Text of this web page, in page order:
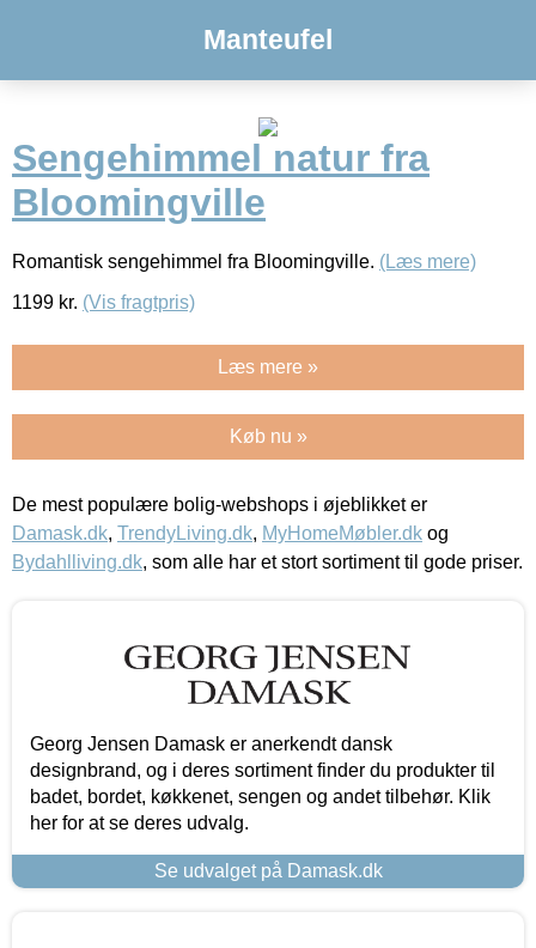
Manteufel
Sengehimmel natur fra
Bloomingville
Romantisk sengehimmel fra Bloomingville. (Læs mere)
1199 kr. (Vis fragtpris)
Læs mere »
Køb nu »
De mest populære bolig-webshops i øjeblikket er
Damask.dk, TrendyLiving.dk, MyHomeMøbler.dk og
Bydahlliving.dk, som alle har et stort sortiment til gode priser.
Georg Jensen Damask er anerkendt dansk
designbrand, og i deres sortiment finder du produkter til
badet, bordet, køkkenet, sengen og andet tilbehør. Klik
her for at se deres udvalg.
Se udvalget på Damask.dk